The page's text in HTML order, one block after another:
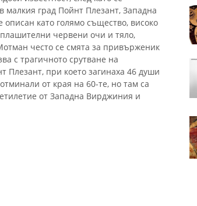
малкия град Пойнт Плезант, Западна
като голямо същество, високо
червени очи и тяло,
често се смята за привърженик
с трагичното срутване на
Плезант, при което загинаха 46 души
от края на 60-те, но там са
от Западна Вирджиния и